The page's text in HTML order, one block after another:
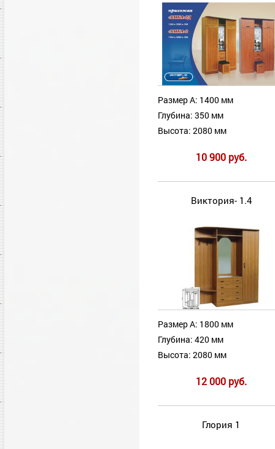
Размер А: 1400 мм
Глубина: 350 мм
Высота: 2080 мм
10 900 руб.
Виктория- 1.4
Размер А: 1800 мм
Глубина: 420 мм
Высота: 2080 мм
12 000 руб.
Глория 1